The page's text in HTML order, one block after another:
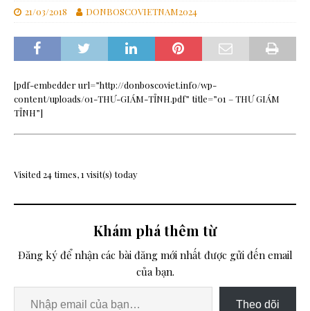
21/03/2018 DONBOSCOVIETNAM2024
[pdf-embedder url=”http://donboscoviet.info/wp-
content/uploads/01-THƯ-GIÁM-TỈNH.pdf” title=”01 – THƯ GIÁM
TỈNH”]
Visited 24 times, 1 visit(s) today
Khám phá thêm từ
Đăng ký để nhận các bài đăng mới nhất được gửi đến email
của bạn.
Theo dõi